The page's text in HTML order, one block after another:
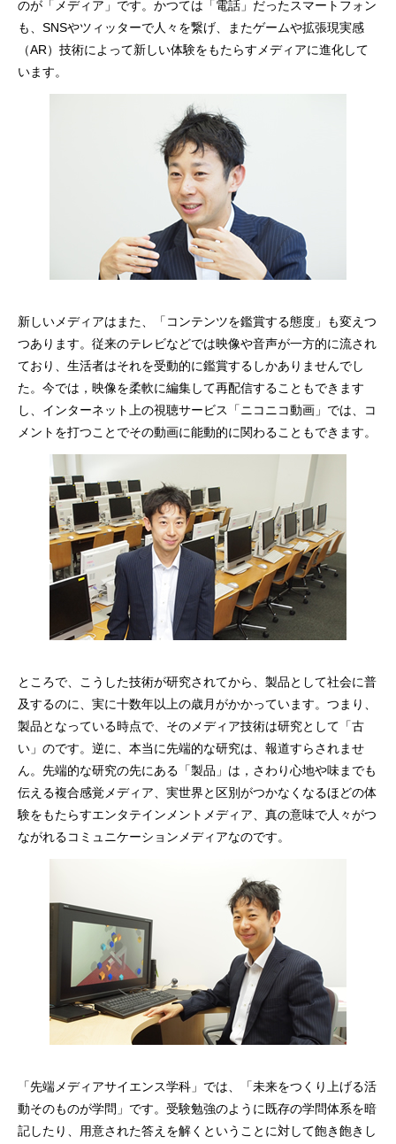
のが「メディア」です。かつては「電話」だったスマートフォン
も、SNSやツィッターで人々を繋げ、またゲームや拡張現実感
（AR）技術によって新しい体験をもたらすメディアに進化して
います。
新しいメディアはまた、「コンテンツを鑑賞する態度」も変えつ
つあります。従来のテレビなどでは映像や音声が一方的に流され
ており、生活者はそれを受動的に鑑賞するしかありませんでし
た。今では，映像を柔軟に編集して再配信することもできます
し、インターネット上の視聴サービス「ニコニコ動画」では、コ
メントを打つことでその動画に能動的に関わることもできます。
ところで、こうした技術が研究されてから、製品として社会に普
及するのに、実に十数年以上の歳月がかかっています。つまり、
製品となっている時点で、そのメディア技術は研究として「古
い」のです。逆に、本当に先端的な研究は、報道すらされませ
ん。先端的な研究の先にある「製品」は，さわり心地や味までも
伝える複合感覚メディア、実世界と区別がつかなくなるほどの体
験をもたらすエンタテインメントメディア、真の意味で人々がつ
ながれるコミュニケーションメディアなのです。
「先端メディアサイエンス学科」では、「未来をつくり上げる活
動そのものが学問」です。受験勉強のように既存の学問体系を暗
記したり、用意された答えを解くということに対して飽き飽きし